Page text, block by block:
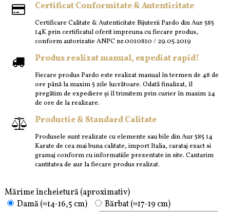
Certificat Conformitate & Autenticitate
Certificare Calitate & Autenticitate Bijuterii Pardo din Aur 585
14K prin certificatul oferit impreuna cu fiecare produs,
conform autorizatie ANPC nr.0010810 / 29.05.2019
Produs realizat manual, expediat rapid!
Fiecare produs Pardo este realizat manual în termen de 48 de
ore până la maxim 5 zile lucrătoare. Odată finalizat, îl
pregătim de expediere și îl trimitem prin curier în maxim 24
de ore de la realizare.
Productie & Standard Calitate
Produsele sunt realizate cu elemente sau bile din Aur 585 14
Karate de cea mai buna calitate, import Italia, carataj exact si
gramaj conform cu informatiile prezentate in site. Cantarim
cantitatea de aur la fiecare produs realizat.
Mărime încheietură (aproximativ)
Damă (≈14-16,5 cm)
Bărbat (≈17-19 cm)